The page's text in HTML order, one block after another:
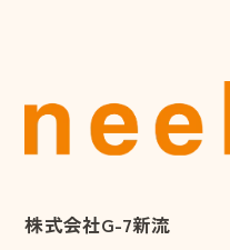
株式会社G-7新流